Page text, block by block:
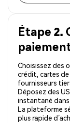
Étape 2.
Choisissez des
crédit, cartes
fournisseurs
Déposez des
instantané dans
La plateforme
plus rapide